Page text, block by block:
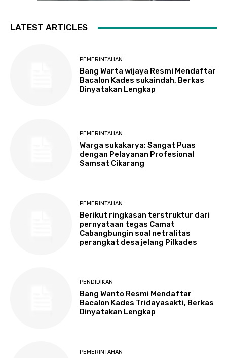
LATEST ARTICLES
PEMERINTAHAN
Bang Warta wijaya Resmi Mendaftar
Bacalon Kades sukaindah, Berkas
Dinyatakan Lengkap
PEMERINTAHAN
Warga sukakarya: Sangat Puas
dengan Pelayanan Profesional
Samsat Cikarang
PEMERINTAHAN
Berikut ringkasan terstruktur dari
pernyataan tegas Camat
Cabangbungin soal netralitas
perangkat desa jelang Pilkades
PENDIDIKAN
Bang Wanto Resmi Mendaftar
Bacalon Kades Tridayasakti, Berkas
Dinyatakan Lengkap
PEMERINTAHAN